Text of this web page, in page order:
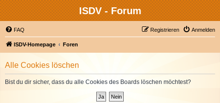
ISDV - Forum
FAQ Anmelden
Registrieren
ISDV-Homepage Foren
Alle Cookies löschen
Bist du dir sicher, dass du alle Cookies des Boards löschen möchtest?